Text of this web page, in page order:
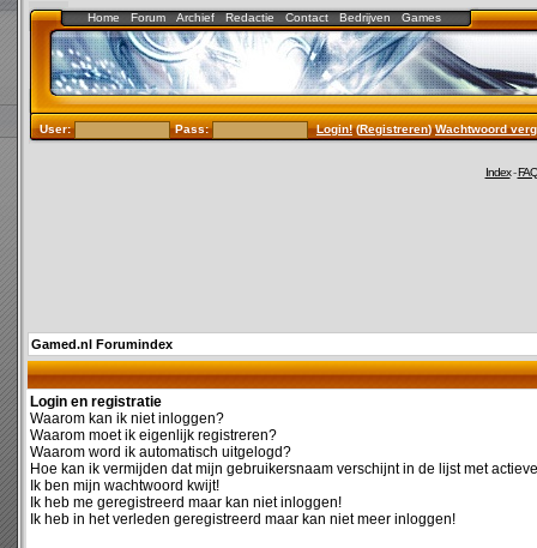
Home Forum Archief Redactie Contact Bedrijven Games
User: Pass: Login!(Registreren)Wachtwoord
Index-FAQ
Gamed.nl Forumindex
Login en registratie
Waarom kan ik niet inloggen?
Waarom moet ik eigenlijk registreren?
Waarom word ik automatisch uitgelogd?
Hoe kan ik vermijden dat mijn gebruikersnaam verschijnt in de lijst met
Ik ben mijn wachtwoord kwijt!
Ik heb me geregistreerd maar kan niet inloggen!
Ik heb in het verleden geregistreerd maar kan niet meer inloggen!